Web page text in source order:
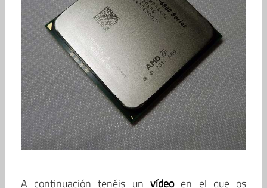
A continuación tenéis un vídeoen el que os